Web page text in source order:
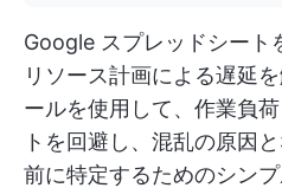
Google スプレッドシート
リソース計画による遅延
ールを使用して、作業負
トを回避し、混乱の原因
前に特定するためのシン